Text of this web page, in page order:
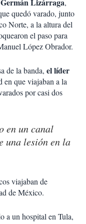
Germán Lizárraga,
quedó varado, junto
Norte, a la altura del
el paso para
López Obrador.
de la banda, el líder
en que viajaban a la
por casi dos
en un canal
una lesión en la
viajaban de
de México.
a un hospital en Tula,